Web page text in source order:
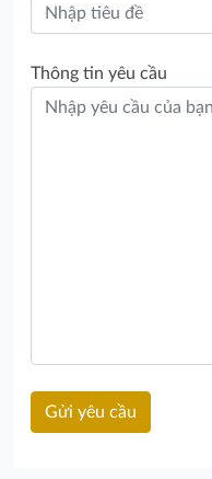
Thông tin yêu cầu